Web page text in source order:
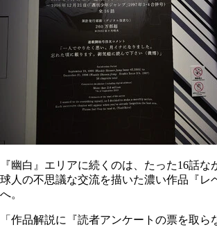
『幽白』エリアに続くのは、たった16話
球人の不思議な交流を描いた濃い作品『レ
へ。
「作品解説に『読者アンケートの票を取ら